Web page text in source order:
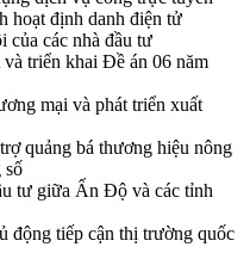
hoạt định danh điện tử
của các nhà đầu tư
triển khai Đề án 06 năm
mại và phát triển xuất
quảng bá thương hiệu nông
số
tư giữa Ấn Độ và các tỉnh
động tiếp cận thị trường quốc